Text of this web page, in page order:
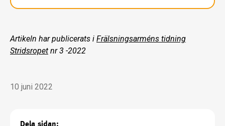
Artikeln har publicerats i Frälsningsarméns tidning
Stridsropet nr 3 -2022
10 juni 2022
Dela sidan: